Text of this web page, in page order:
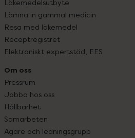
Läkemedelsutbyte
Lämna in gammal medicin
Resa med läkemedel
Receptregistret
Elektroniskt expertstöd, EES
Om oss
Pressrum
Jobba hos oss
Hållbarhet
Samarbeten
Ägare och ledningsgrupp